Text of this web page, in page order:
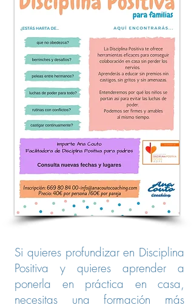
Si quieres profundizar en Disciplina
Positiva y quieres aprender a
ponerla en práctica en casa,
necesitas una formación más